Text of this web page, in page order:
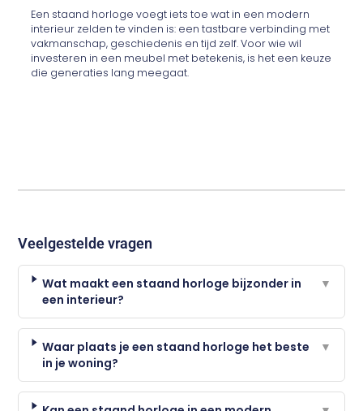
Een staand horloge voegt iets toe wat in een modern
interieur zelden te vinden is: een tastbare verbinding met
vakmanschap, geschiedenis en tijd zelf. Voor wie wil
investeren in een meubel met betekenis, is het een keuze
die generaties lang meegaat.
Veelgestelde vragen
Wat maakt een staand horloge bijzonder in
een interieur?
▼
Waar plaats je een staand horloge het beste
in je woning?
▼